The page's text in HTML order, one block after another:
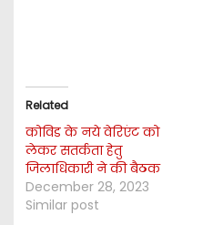
Related
कोविड के नये वेरिएंट को
लेकर सतर्कता हेतु
जिलाधिकारी ने की बैठक
December 28, 2023
Similar post